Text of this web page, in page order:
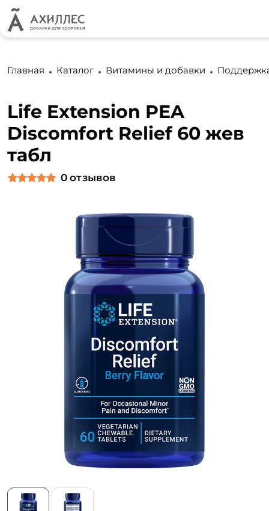
Главная Каталог Витамины и добавки
Life Extension PEA
Discomfort Relief 60 жев
табл
0 отзывов